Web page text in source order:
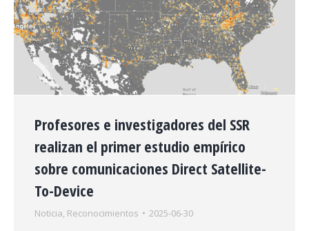
Profesores e investigadores del SSR
realizan el primer estudio empírico
sobre comunicaciones Direct Satellite-
To-Device
Noticia, Reconocimientos 2025-06-30